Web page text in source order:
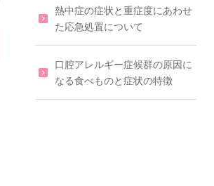
熱中症の症状と重症度にあわせ
た応急処置について
口腔アレルギー症候群の原因に
なる食べものと症状の特徴